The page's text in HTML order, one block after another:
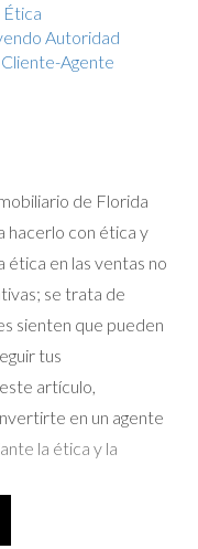
Ética
Autoridad
Agente
de Florida
hacerlo con ética y
ética en las ventas no
se trata de
sienten que pueden
tus
artículo,
en un agente
la ética y la